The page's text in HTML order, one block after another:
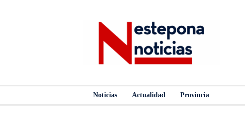
Noticias Actualidad Provincia